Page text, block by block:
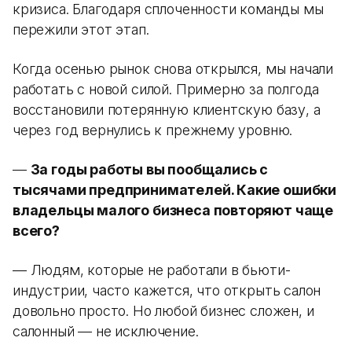
кризиса. Благодаря сплоченности команды мы
пережили этот этап.
Когда осенью рынок снова открылся, мы начали
работать с новой силой. Примерно за полгода
восстановили потерянную клиентскую базу, а
через год вернулись к прежнему уровню.
— За годы работы вы пообщались с
тысячами предпринимателей. Какие ошибки
владельцы малого бизнеса повторяют чаще
всего?
— Людям, которые не работали в бьюти-
индустрии, часто кажется, что открыть салон
довольно просто. Но любой бизнес сложен, и
салонный — не исключение.